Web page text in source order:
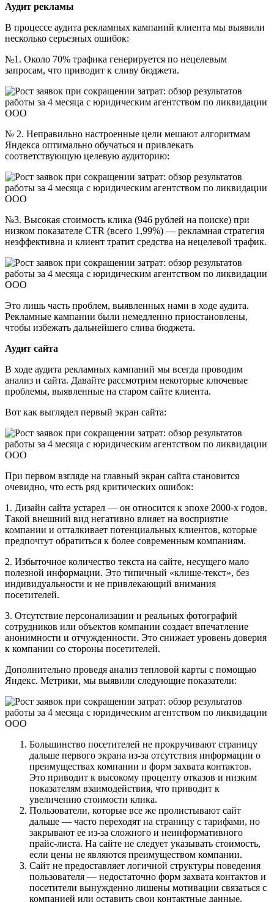
Аудит рекламы
В процессе аудита рекламных кампаний клиента мы выявили
несколько серьезных ошибок:
№1. Около 70% трафика генерируется по нецелевым
запросам, что приводит к сливу бюджета.
№ 2. Неправильно настроенные цели мешают алгоритмам
Яндекса оптимально обучаться и привлекать
соответствующую целевую аудиторию:
№3. Высокая стоимость клика (946 рублей на поиске) при
низком показателе CTR (всего 1,99%) — рекламная стратегия
неэффективна и клиент тратит средства на нецелевой трафик.
Это лишь часть проблем, выявленных нами в ходе аудита.
Рекламные кампании были немедленно приостановлены,
чтобы избежать дальнейшего слива бюджета.
Аудит сайта
В ходе аудита рекламных кампаний мы всегда проводим
анализ и сайта. Давайте рассмотрим некоторые ключевые
проблемы, выявленные на старом сайте клиента.
Вот как выглядел первый экран сайта:
При первом взгляде на главный экран сайта становится
очевидно, что есть ряд критических ошибок:
1. Дизайн сайта устарел — он относится к эпохе 2000-х годов.
Такой внешний вид негативно влияет на восприятие
компании и отталкивает потенциальных клиентов, которые
предпочтут обратиться к более современным компаниям.
2. Избыточное количество текста на сайте, несущего мало
полезной информации. Это типичный «клише-текст», без
индивидуальности и не привлекающий внимания
посетителей.
3. Отсутствие персонализации и реальных фотографий
сотрудников или объектов компании создает впечатление
анонимности и отчужденности. Это снижает уровень доверия
к компании со стороны посетителей.
Дополнительно проведя анализ тепловой карты с помощью
Яндекс. Метрики, мы выявили следующие показатели:
Большинство посетителей не прокручивают страницу
дальше первого экрана из-за отсутствия информации о
преимуществах компании и форм захвата контактов.
Это приводит к высокому проценту отказов и низким
показателям взаимодействия, что приводит к
увеличению стоимости клика.
Пользователи, которые все же пролистывают сайт
дальше — часто переходят на страницу с тарифами, но
закрывают ее из-за сложного и неинформативного
прайс-листа. На сайте не следует указывать стоимость,
если цены не являются преимуществом компании.
Сайт не предоставляет логичной структуры поведения
пользователя — недостаточно форм захвата контактов и
посетители вынужденно лишены мотивации связаться с
компанией или оставить свои контактные данные.